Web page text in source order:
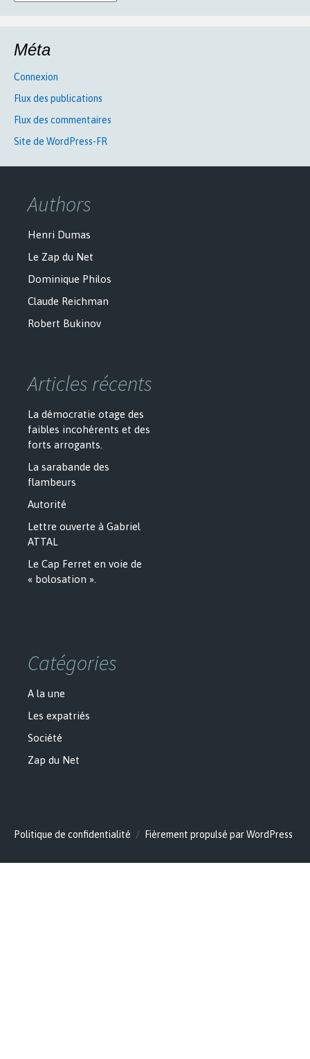
Méta
Connexion
Flux des publications
Flux des commentaires
Site de WordPress-FR
Authors
Henri Dumas
Le Zap du Net
Dominique Philos
Claude Reichman
Robert Bukinov
Articles récents
La démocratie otage des
faibles incohérents et des
forts arrogants.
La sarabande des
flambeurs
Autorité
Lettre ouverte à Gabriel
ATTAL
Le Cap Ferret en voie de
« bolosation ».
Catégories
A la une
Les expatriés
Société
Zap du Net
Politique de confidentialité Fièrement propulsé par WordPress